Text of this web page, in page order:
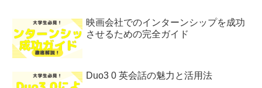
映画会社でのインターンシップを成功
させるための完全ガイド
Duo3 0 英会話の魅力と活用法